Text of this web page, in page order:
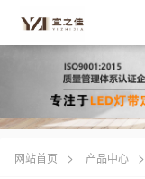
网站首页 > 产品中心 >